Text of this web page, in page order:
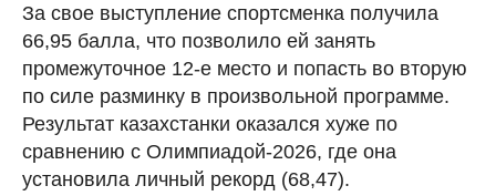
За свое выступление спортсменка получила
66,95 балла, что позволило ей занять
промежуточное 12-е место и попасть во вторую
по силе разминку в произвольной программе.
Результат казахстанки оказался хуже по
сравнению с Олимпиадой-2026, где она
установила личный рекорд (68,47).